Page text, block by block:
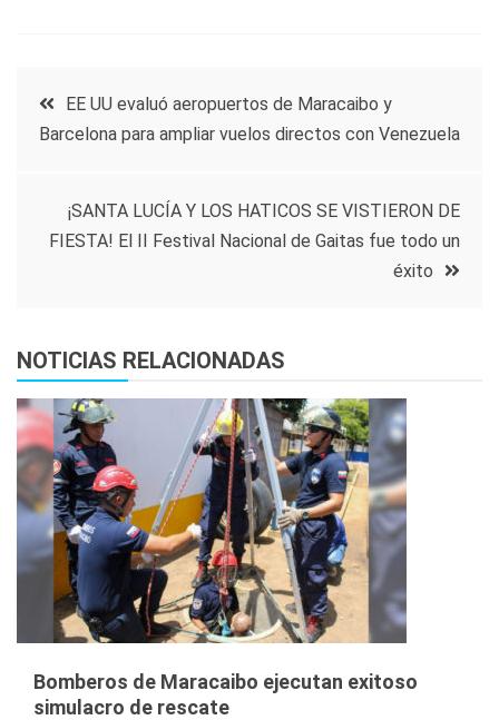
Navegación
entradas
EE UU evaluó aeropuertos de Maracaibo y
Barcelona para ampliar vuelos directos con Venezuela
¡SANTA LUCÍA Y LOS HATICOS SE VISTIERON DE
FIESTA! El II Festival Nacional de Gaitas fue todo un
éxito
NOTICIAS RELACIONADAS
Bomberos de Maracaibo ejecutan exitoso
simulacro de rescate